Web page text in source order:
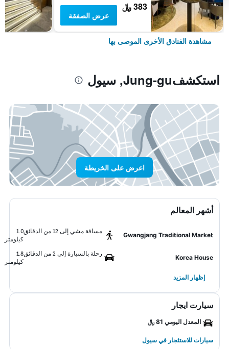
383 ﷼
عرض الصفقة
مشاهدة الفنادق الأخرى الموصى بها
استكشفJung-gu, سيول
اعرض على الخريطة
أشهر المعالم
Gwangjang Traditional Market
مسافة مشي إلى 12 من الدقائق
1.0
كيلومتر
Korea House
رحلة بالسيارة إلى 2 من الدقائق
1.8
كيلومتر
إظهار المزيد
سيارت ايجار
المعدل اليومي 81 ﷼
سيارات للاستئجار في سيول